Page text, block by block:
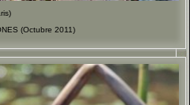
(Octubre 2011)